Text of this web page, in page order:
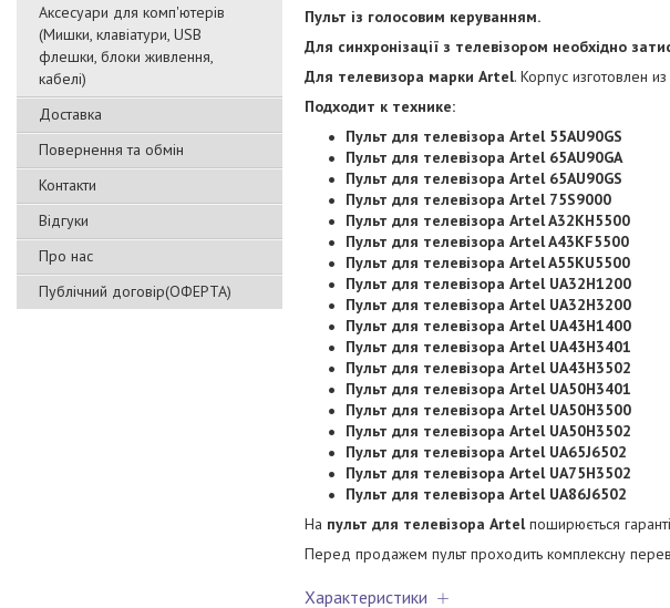
Аксесуари для комп'ютерів
(Мишки, клавіатури, USB
флешки, блоки живлення,
кабелі)
Доставка
Повернення та обмін
Контакти
Відгуки
Про нас
Публічний договір(ОФЕРТА)
Пульт із голосовим керуванням.
Для синхронізації з телевізором необхідно
Для телевизора марки Artel. Корпус изготовлен
Подходит к технике:
Пульт для телевізора Artel 55AU90GS
Пульт для телевізора Artel 65AU90GA
Пульт для телевізора Artel 65AU90GS
Пульт для телевізора Artel 75S9000
Пульт для телевізора Artel A32KH5500
Пульт для телевізора Artel A43KF5500
Пульт для телевізора Artel A55KU5500
Пульт для телевізора Artel UA32H1200
Пульт для телевізора Artel UA32H3200
Пульт для телевізора Artel UA43H1400
Пульт для телевізора Artel UA43H3401
Пульт для телевізора Artel UA43H3502
Пульт для телевізора Artel UA50H3401
Пульт для телевізора Artel UA50H3500
Пульт для телевізора Artel UA50H3502
Пульт для телевізора Artel UA65J6502
Пульт для телевізора Artel UA75H3502
Пульт для телевізора Artel UA86J6502
На пульт для телевізора Artelпоширюється
Перед продажем пульт проходить комплексну
Характеристики